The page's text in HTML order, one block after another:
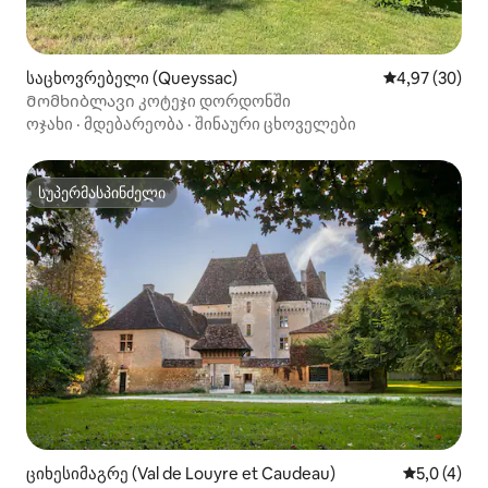
საცხოვრებელი (Queyssac) საშუალო
4,97 (30)
Მომხიბლავი კოტეჯი დორდონში
ოჯახი · მდებარეობა · შინაური ცხოველები
სუპერმასპინძელი
სუპერმასპინძელი
ციხესიმაგრე (Val de Louyre et Caudeau) საშუალო
5,0 (4)